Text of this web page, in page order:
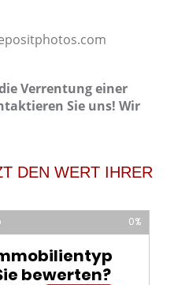
Verrentung einer
Sie uns! Wir
DEN WERT IHRER